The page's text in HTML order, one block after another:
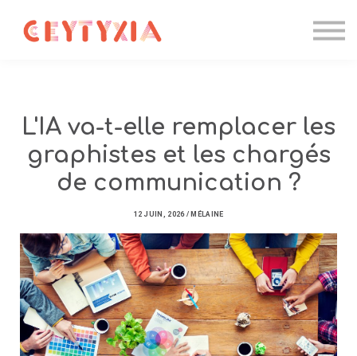
Formations IA
Se connecter
L'IA va-t-elle remplacer les
graphistes et les chargés
de communication ?
12 JUIN, 2026 / MÉLAINE